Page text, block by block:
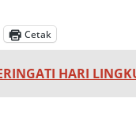
Cetak
HARI